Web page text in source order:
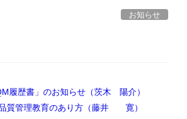
お知らせ
履歴書」のお知らせ（茨木 陽介）
質管理教育のあり方（藤井 寛）